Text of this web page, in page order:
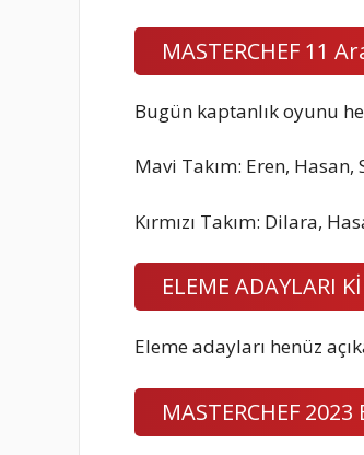
MASTERCHEF 11
Bugün kaptanlık oyunu
Mavi Takım: Eren, Hasan,
Kırmızı Takım: Dilara,
ELEME ADAYLARI
Eleme adayları henüz
MASTERCHEF